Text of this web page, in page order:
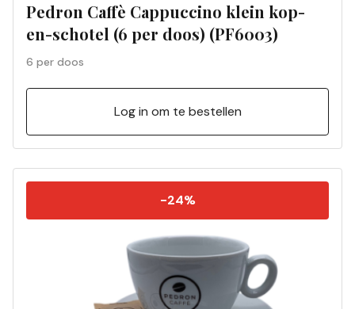
Pedron Caffè Cappuccino klein kop-
en-schotel (6 per doos) (PF6003)
6 per doos
Log in om te bestellen
-24%